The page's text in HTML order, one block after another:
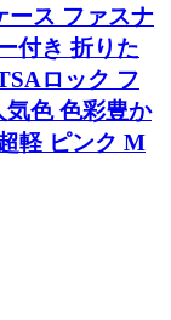
ース ファスナ
付き 折りた
ロック フ
気色 色彩豊か
軽 ピンク M